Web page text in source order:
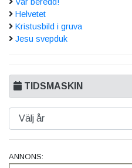
Helvetet
Kristusbild i gruva
Jesu svepduk
TIDSMASKIN
ANNONS: